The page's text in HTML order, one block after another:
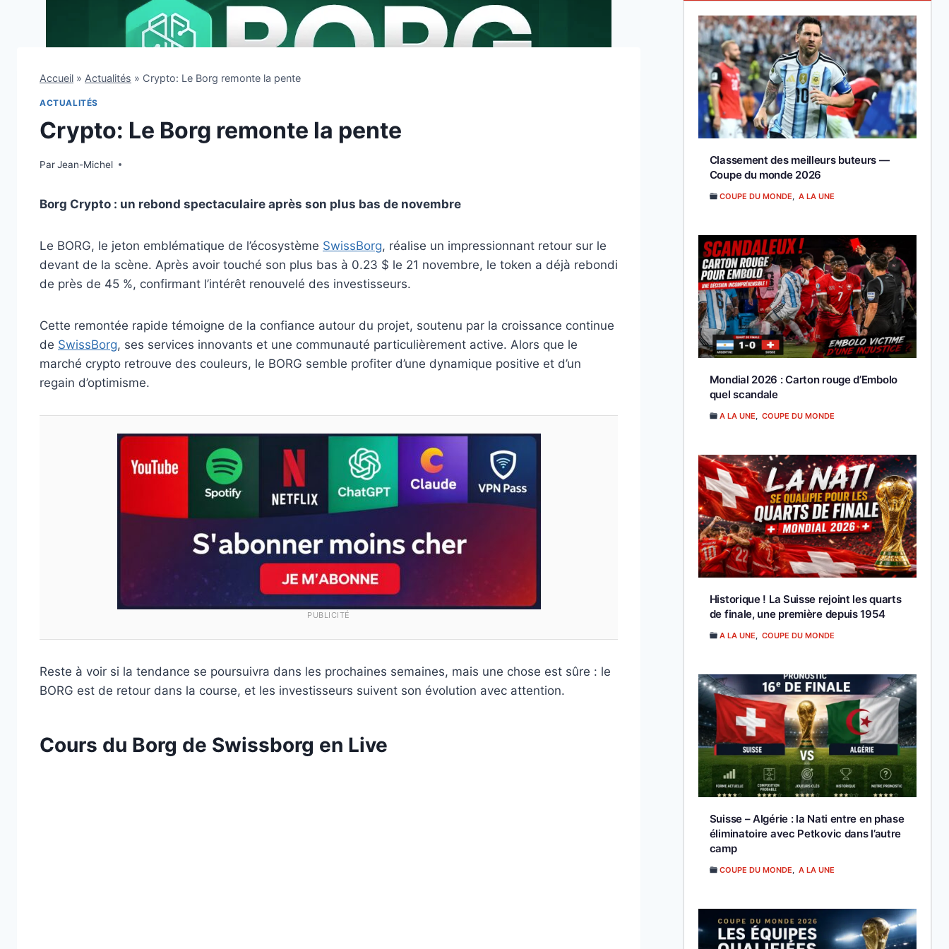
Accueil » Actualités » Crypto: Le Borg remonte la pente
ACTUALITÉS
Crypto: Le Borg remonte la pente
ParJean-Michel
28 novembre 2025
Borg Crypto : un rebond spectaculaire après son plus bas de novembre
Le BORG, le jeton emblématique de l’écosystème SwissBorg, réalise un impressionnant retour sur le
devant de la scène. Après avoir touché son plus bas à 0.23 $ le 21 novembre, le token a déjà rebondi
de près de 45 %, confirmant l’intérêt renouvelé des investisseurs.
Cette remontée rapide témoigne de la confiance autour du projet, soutenu par la croissance continue
de SwissBorg, ses services innovants et une communauté particulièrement active. Alors que le
marché crypto retrouve des couleurs, le BORG semble profiter d’une dynamique positive et d’un
regain d’optimisme.
PUBLICITÉ
Reste à voir si la tendance se poursuivra dans les prochaines semaines, mais une chose est sûre : le
BORG est de retour dans la course, et les investisseurs suivent son évolution avec attention.
Cours du Borg de Swissborg en Live
Classement des meilleurs buteurs —
Coupe du monde 2026
COUPE DU MONDE A LA UNE
Mondial 2026 : Carton rouge d’Embolo
quel scandale
A LA UNE COUPE DU MONDE
Historique ! La Suisse rejoint les quarts
de finale, une première depuis 1954
A LA UNE COUPE DU MONDE
Suisse – Algérie : la Nati entre en phase
éliminatoire avec Petkovic dans l’autre
camp
COUPE DU MONDE A LA UNE